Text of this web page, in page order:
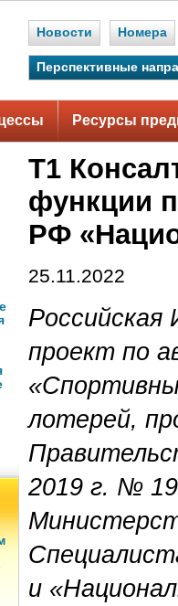
Новости Номера
Перспективные
Ресурсы
Т1
функции
РФ
25.11.2022
Российская
проект по
лотерей,
2019 г. №
и